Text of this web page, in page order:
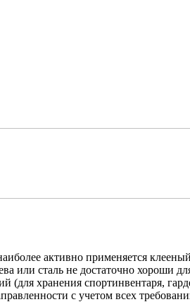
активно применяется
или сталь не достаточно хороши
(для хранения спортинвентаря,
с учетом всех